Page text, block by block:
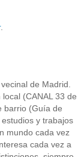
.
de Madrid.
(CANAL 33 de
barrio (Guía de
y trabajos
mundo cada vez
cada vez a